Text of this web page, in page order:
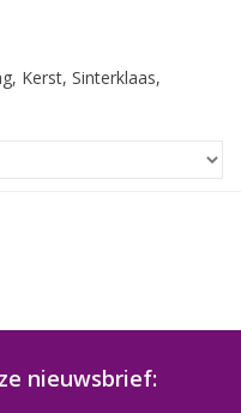
Kerst, Sinterklaas,
nieuwsbrief: